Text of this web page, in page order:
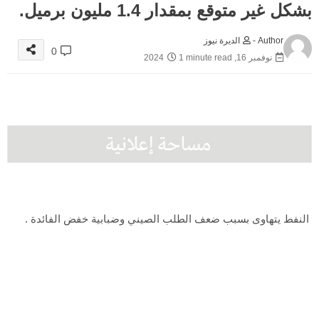
بشكل غير متوقع بمقدار 1.4 مليون برميل.
Author -
الديرة نيوز
نوفمبر 16, 2024
1 minute read
0
النفط يتهاوى بسبب ضعف الطلب الصيني وضبابية خفض الفائدة .